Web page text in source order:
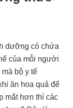
dưỡng có chứa
của mỗi người
bộ y tế
ăn hoa quả để
mắt hơn thì các